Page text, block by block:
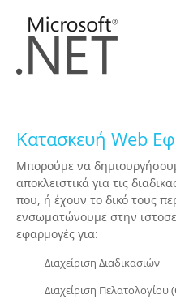
Κατασκευή Web
Μπορούμε να
αποκλειστικά για τις
που, ή έχουν το δικό τους
ενσωματώνουμε στην
εφαρμογές για:
Διαχείριση Διαδικασιών
Διαχείριση Πελατολογίου